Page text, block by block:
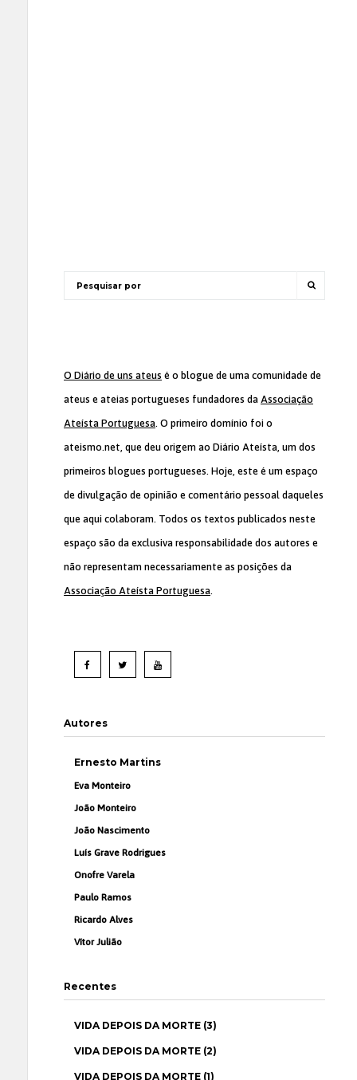
O Diário de uns ateus é o blogue de uma comunidade de
ateus e ateias portugueses fundadores da Associação
Ateísta Portuguesa. O primeiro domínio foi o
ateismo.net, que deu origem ao Diário Ateísta, um dos
primeiros blogues portugueses. Hoje, este é um espaço
de divulgação de opinião e comentário pessoal daqueles
que aqui colaboram. Todos os textos publicados neste
espaço são da exclusiva responsabilidade dos autores e
não representam necessariamente as posições da
Associação Ateísta Portuguesa.
Autores
Ernesto Martins
Eva Monteiro
João Monteiro
João Nascimento
Luís Grave Rodrigues
Onofre Varela
Paulo Ramos
Ricardo Alves
Vítor Julião
Recentes
VIDA DEPOIS DA MORTE (3)
VIDA DEPOIS DA MORTE (2)
VIDA DEPOIS DA MORTE (1)